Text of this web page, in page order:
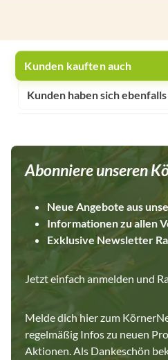
Kunden kauften auch
Kunden haben sich
Abonniere unseren
Neue Angebote aus
Informationen zu allen
Exklusive Newsletter
Jetzt einfach anmelden und
Melde dich hier zum
regelmäßig Infos zu neuen
Aktionen. Als Dankeschön